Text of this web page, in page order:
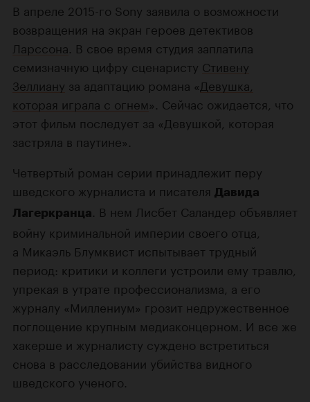
В апреле 2015-го Sony заявила о возможности
возвращения на экран героев детективов
Ларссона . В свое время студия заплатила
семизначную цифру сценаристу Стивену
Зеллиану за адаптацию романа «Девушка,
которая играла с огнем». Сейчас ожидается, что
этот фильм последует за «Девушкой, которая
застряла в паутине».
Четвертый роман серии принадлежит перу
шведского журналиста и писателя Давида
Лагеркранца
. В нем Лисбет Саландер объявляет
войну криминальной империи своего отца,
а Микаэль Блумквист испытывает трудный
период: критики и коллеги устроили ему травлю,
упрекая в утрате профессионализма, а его
журналу «Миллениум» грозит недружественное
поглощение крупным медиаконцерном. И все же
хакерше и журналисту суждено встретиться
снова в расследовании убийства видного
шведского ученого.